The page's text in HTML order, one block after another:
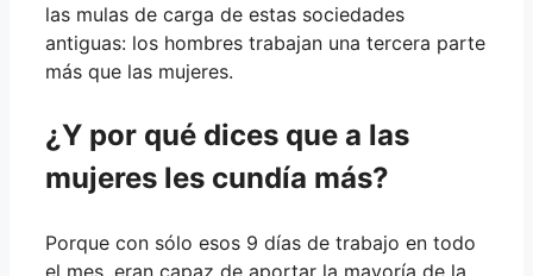
las mulas de carga de estas sociedades
antiguas: los hombres trabajan una tercera parte
más que las mujeres.
¿Y por qué dices que a las
mujeres les cundía más?
Porque con sólo esos 9 días de trabajo en todo